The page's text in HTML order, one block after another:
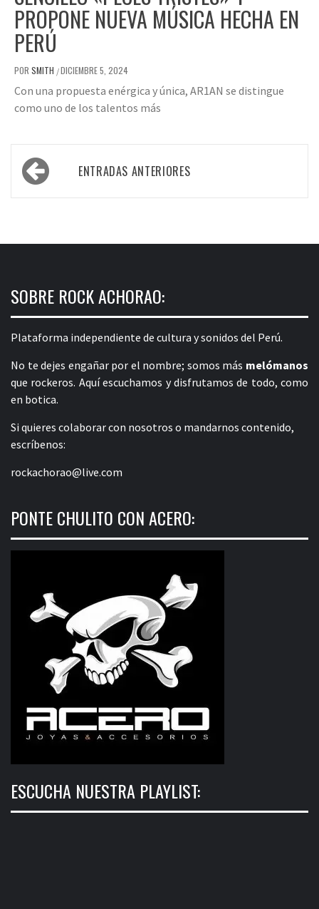
PROPONE NUEVA MÚSICA HECHA EN
PERÚ
POR SMITH /DICIEMBRE 5, 2024
Con una propuesta enérgica y única, AR1AN se distingue
como uno de los talentos más
Navegación
de ENTRADAS ANTERIORES
SOBRE ROCK ACHORAO:
Plataforma independiente de cultura y sonidos del Perú.
No te dejes engañar por el nombre; somos más melómanos
que rockeros. Aquí escuchamos y disfrutamos de todo, como
en botica.
Si quieres colaborar con nosotros o mandarnos contenido,
escríbenos:
rockachorao@live.com
PONTE CHULITO CON ACERO:
ESCUCHA NUESTRA PLAYLIST: